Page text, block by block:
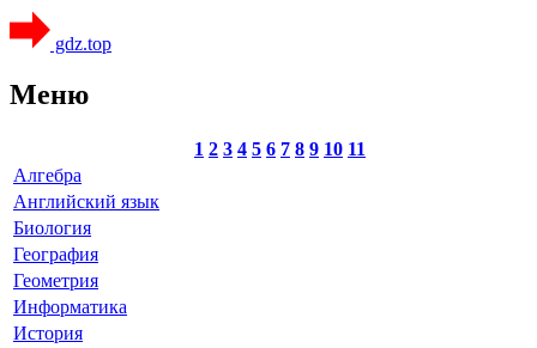
gdz.top
Меню
1 2 3 4 5 6 7 8 9 10 11
Алгебра
Английский язык
Биология
География
Геометрия
Информатика
История